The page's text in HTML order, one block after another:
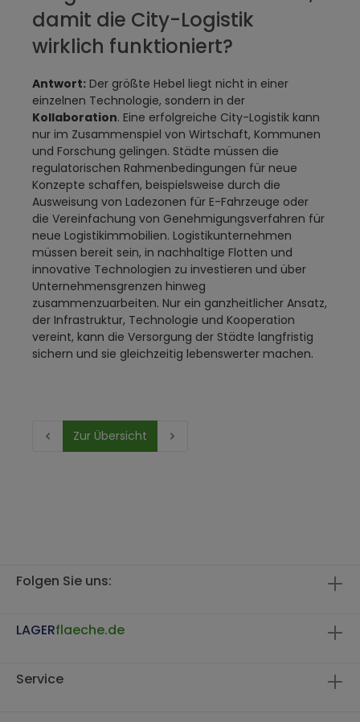
damit die City-Logistik
wirklich funktioniert?
Antwort: Der größte Hebel liegt nicht in einer
einzelnen Technologie, sondern in der
Kollaboration. Eine erfolgreiche City-Logistik kann
nur im Zusammenspiel von Wirtschaft, Kommunen
und Forschung gelingen. Städte müssen die
regulatorischen Rahmenbedingungen für neue
Konzepte schaffen, beispielsweise durch die
Ausweisung von Ladezonen für E-Fahrzeuge oder
die Vereinfachung von Genehmigungsverfahren für
neue Logistikimmobilien. Logistikunternehmen
müssen bereit sein, in nachhaltige Flotten und
innovative Technologien zu investieren und über
Unternehmensgrenzen hinweg
zusammenzuarbeiten. Nur ein ganzheitlicher Ansatz,
der Infrastruktur, Technologie und Kooperation
vereint, kann die Versorgung der Städte langfristig
sichern und sie gleichzeitig lebenswerter machen.
Zur Übersicht
Folgen Sie uns:
LAGERflaeche.de
Service